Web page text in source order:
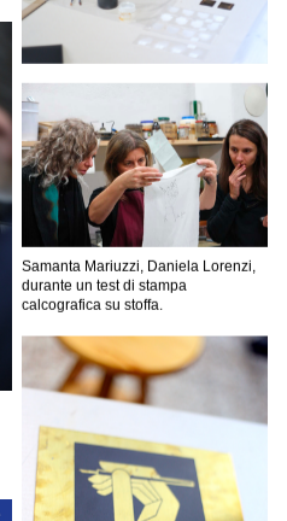
Samanta Mariuzzi, Daniela Lorenzi,
durante un test di stampa
calcografica su stoffa.